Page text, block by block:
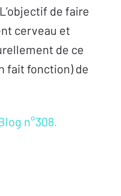
de faire
cerveau et
de ce
fait fonction) de
n°308.